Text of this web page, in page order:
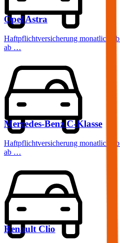
Opel Astra
Haftpflichtversicherung monatlich ab
ab …
Mercedes-Benz C-Klasse
Haftpflichtversicherung monatlich ab
ab …
Renault Clio